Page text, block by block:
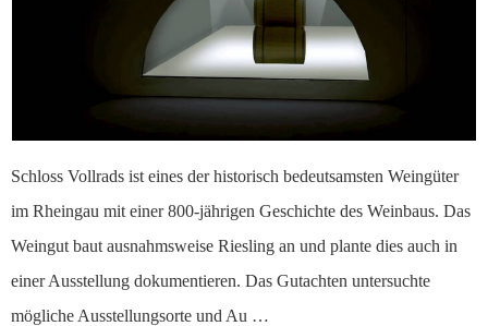
Schloss Vollrads ist eines der historisch bedeutsamsten Weingüter
im Rheingau mit einer 800-jährigen Geschichte des Weinbaus. Das
Weingut baut ausnahmsweise Riesling an und plante dies auch in
einer Ausstellung dokumentieren. Das Gutachten untersuchte
mögliche Ausstellungsorte und Au …